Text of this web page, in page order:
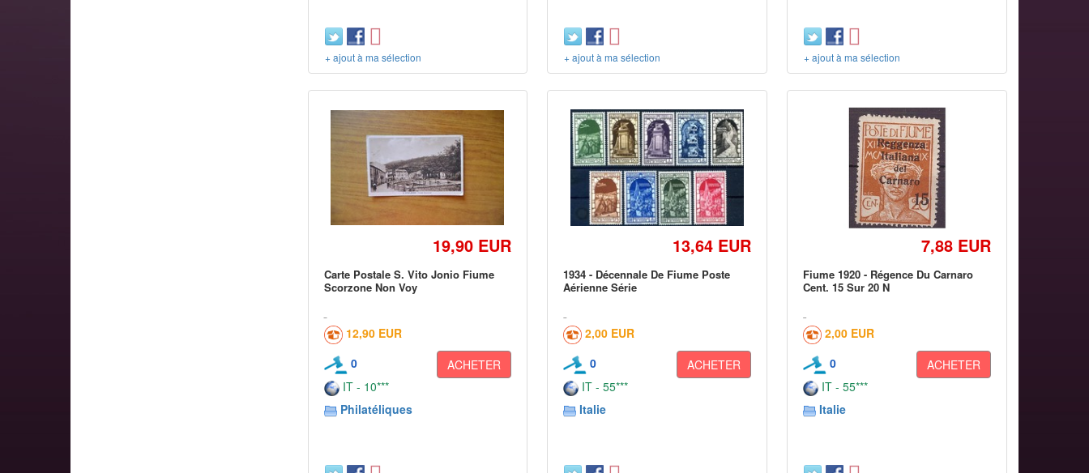
+ ajout à ma sélection + ajout à ma sélection + ajout à ma sélection
19,90 EUR
Carte Postale S. Vito Jonio Fiume
Scorzone Non Voy
12,90 EUR
0
ACHETER
IT - 10***
Philatéliques
13,64 EUR
1934 - Décennale De Fiume Poste
Aérienne Série
2,00 EUR
0
ACHETER
IT - 55***
Italie
7,88 EUR
Fiume 1920 - Régence Du Carnaro
Cent. 15 Sur 20 N
2,00 EUR
0
ACHETER
IT - 55***
Italie